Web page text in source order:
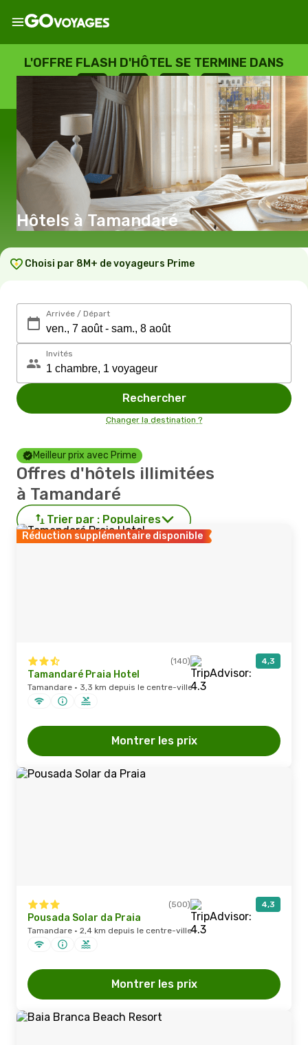
L'OFFRE FLASH D'HÔTEL SE TERMINE DANS
--
JOURS
: --
HEURES
: --
SECONDES
Hôtels à Tamandaré
Choisi par 8M+ de voyageurs Prime
Arrivée / Départ
Invités
Rechercher
Changer la destination ?
Meilleur prix avec Prime
Offres d'hôtels illimitées
à Tamandaré
Trier par : Populaires
Réduction supplémentaire disponible
(140) 4,3
Tamandaré Praia Hotel
Tamandare · 3,3 km depuis le centre-ville
Montrer les prix
(500) 4,3
Pousada Solar da Praia
Tamandare · 2,4 km depuis le centre-ville
Montrer les prix